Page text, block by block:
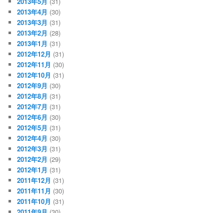
2013年4月 (30)
2013年3月 (31)
2013年2月 (28)
2013年1月 (31)
2012年12月 (31)
2012年11月 (30)
2012年10月 (31)
2012年9月 (30)
2012年8月 (31)
2012年7月 (31)
2012年6月 (30)
2012年5月 (31)
2012年4月 (30)
2012年3月 (31)
2012年2月 (29)
2012年1月 (31)
2011年12月 (31)
2011年11月 (30)
2011年10月 (31)